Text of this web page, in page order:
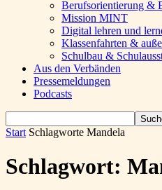
Berufsorientierung &
Mission MINT
Digital lehren und
Klassenfahrten &
Schulbau &
Aus den Verbänden
Pressemeldungen
Podcasts
Start Schlagworte Mandela
Schlagwort: